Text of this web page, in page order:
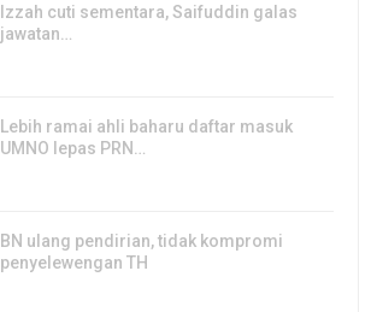
Izzah cuti sementara, Saifuddin galas
jawatan…
Lebih ramai ahli baharu daftar masuk
UMNO lepas PRN…
BN ulang pendirian, tidak kompromi
penyelewengan TH